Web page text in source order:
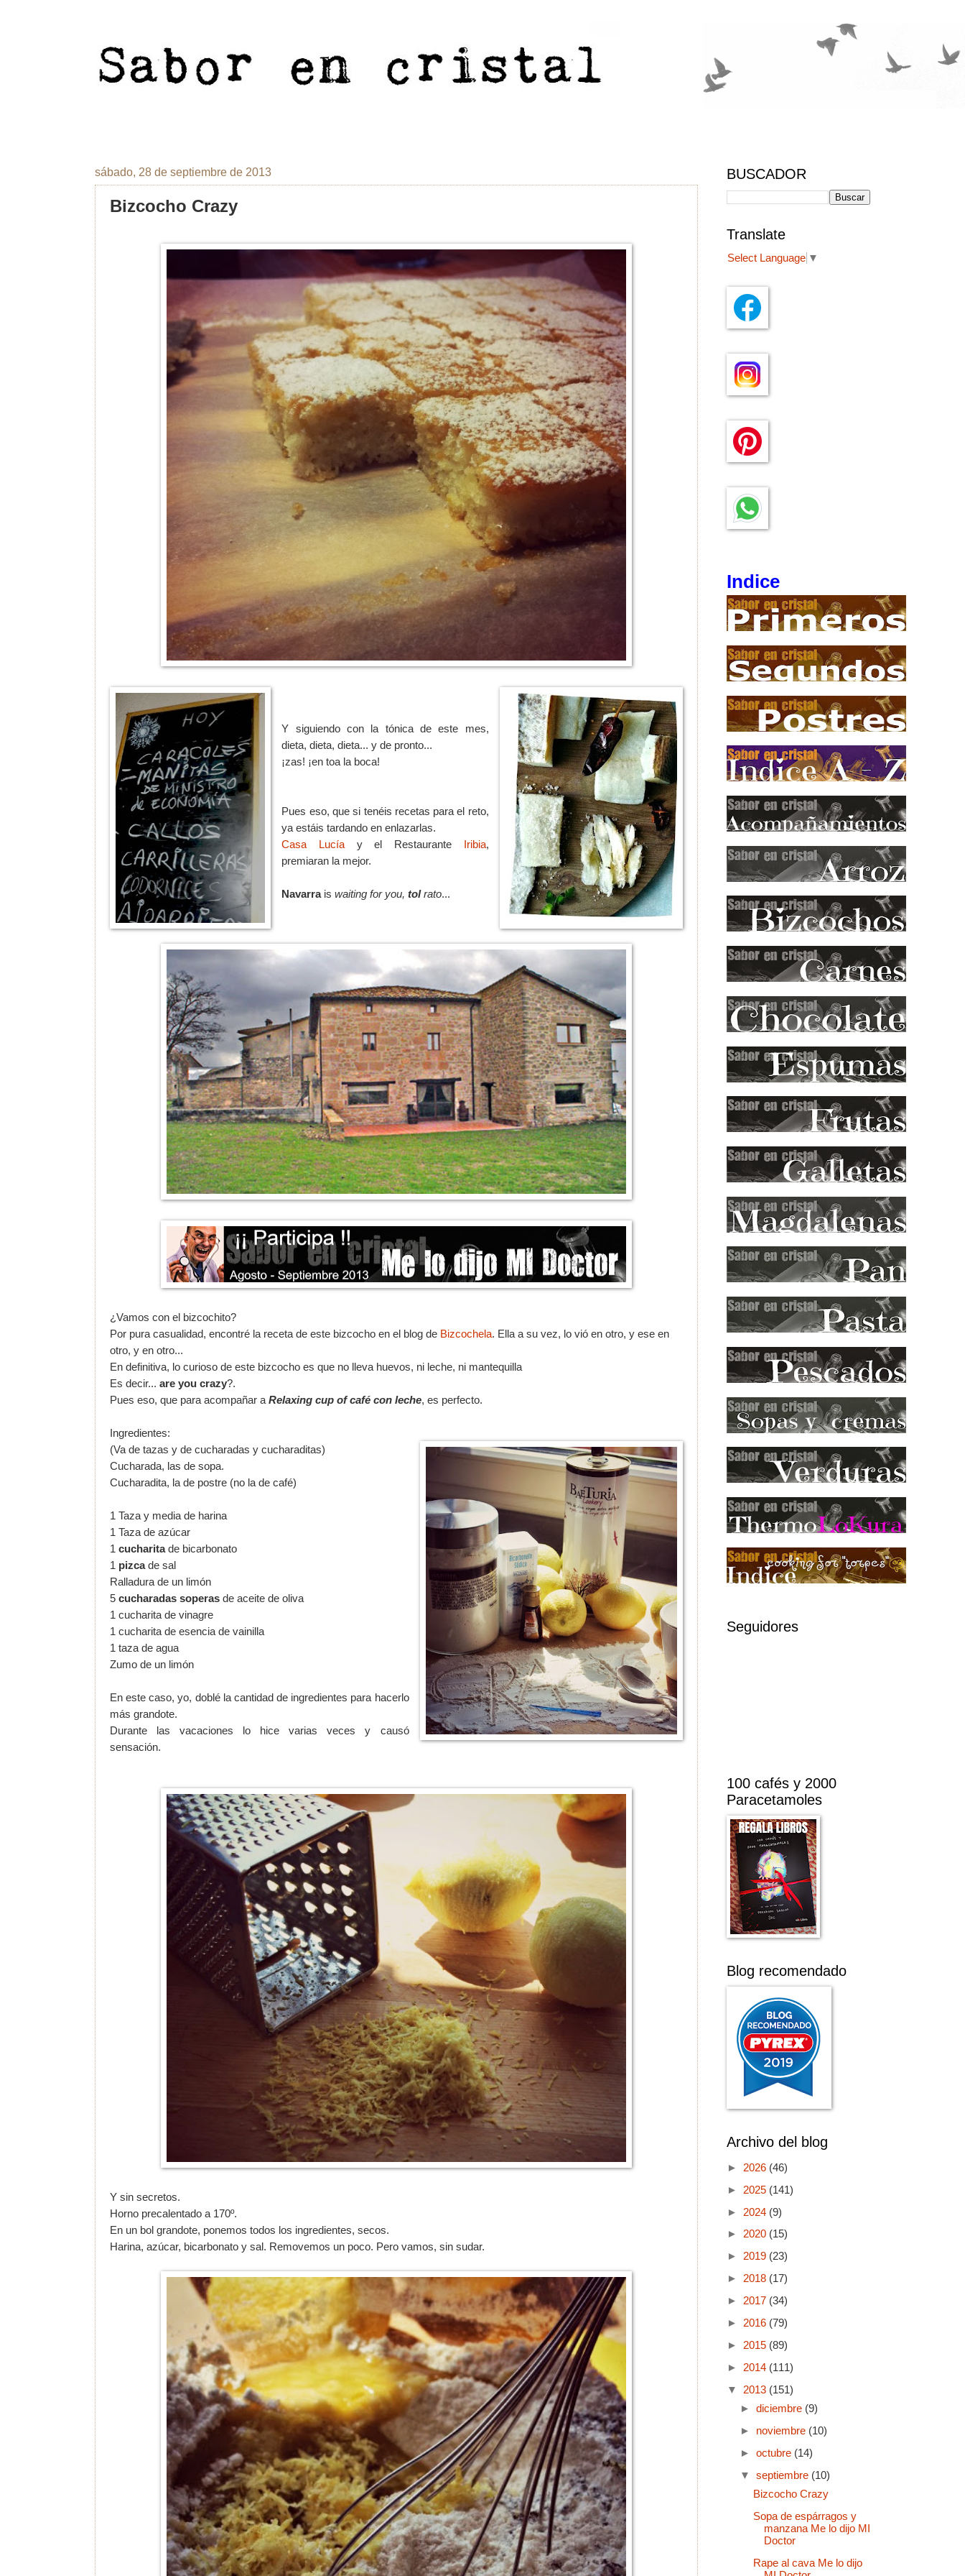
sábado, 28 de septiembre de 2013
Bizcocho Crazy
Y siguiendo con la tónica de este mes,
dieta, dieta, dieta... y de pronto...
¡zas! ¡en toa la boca!
Pues eso, que si tenéis recetas para el reto,
ya estáis tardando en enlazarlas.
Casa Lucía y el Restaurante Iribia,
premiaran la mejor.
Navarraiswaiting for you, tolrato...
¿Vamos con el bizcochito?
Por pura casualidad, encontré la receta de este bizcocho en el blog de Bizcochela. Ella a su vez, lo vió en otro, y ese en
otro, y en otro...
En definitiva, lo curioso de este bizcocho es que no lleva huevos, ni leche, ni mantequilla
Es decir... are you crazy?.
Pues eso, que para acompañar a Relaxing cup of café con leche, es perfecto.
Ingredientes:
(Va de tazas y de cucharadas y cucharaditas)
Cucharada, las de sopa.
Cucharadita, la de postre (no la de café)
1 Taza y media de harina
1 Taza de azúcar
1 cucharitade bicarbonato
1 pizcade sal
Ralladura de un limón
5 cucharadas soperas de aceite de oliva
1 cucharita de vinagre
1 cucharita de esencia de vainilla
1 taza de agua
Zumo de un limón
En este caso, yo, doblé la cantidad de ingredientes para hacerlo
más grandote.
Durante las vacaciones lo hice varias veces y causó
sensación.
Y sin secretos.
Horno precalentado a 170º.
En un bol grandote, ponemos todos los ingredientes, secos.
Harina, azúcar, bicarbonato y sal. Removemos un poco. Pero vamos, sin sudar.
BUSCADOR
Translate
Select Language ▼
Indice
Seguidores
100 cafés y 2000
Paracetamoles
Blog recomendado
Archivo del blog
► 2026 (46)
► 2025 (141)
► 2024 (9)
► 2020 (15)
► 2019 (23)
► 2018 (17)
► 2017 (34)
► 2016 (79)
► 2015 (89)
► 2014 (111)
▼ 2013 (151)
► diciembre (9)
► noviembre (10)
► octubre (14)
▼ septiembre (10)
Bizcocho Crazy
Sopa de espárragos y
manzana Me lo dijo MI
Doctor
Rape al cava Me lo dijo